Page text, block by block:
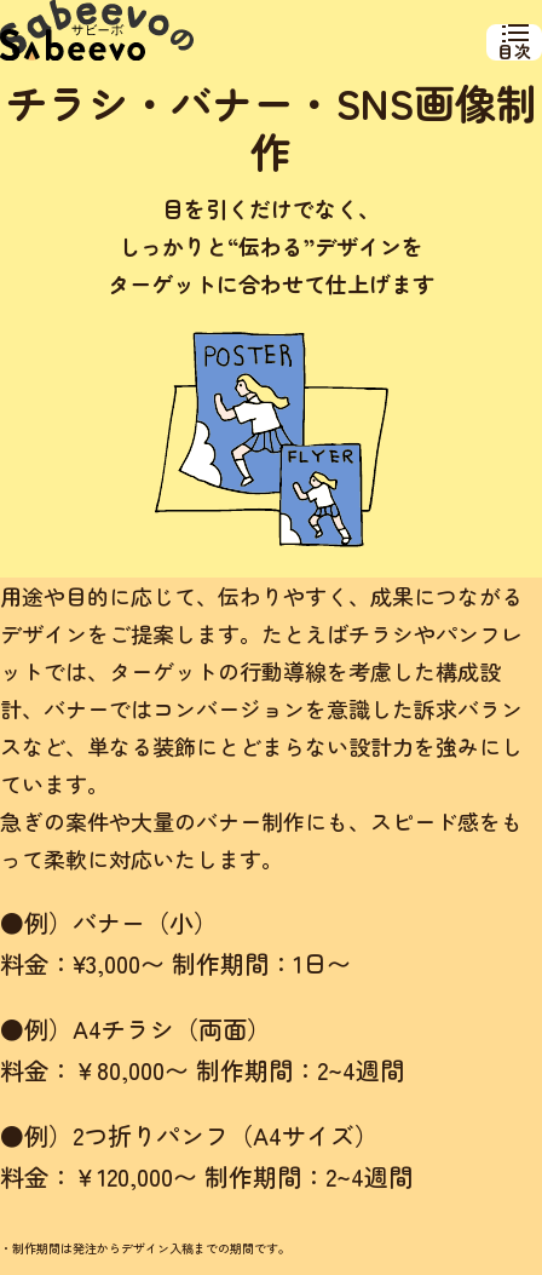
目次
チラシ・バナー・SNS画像制
作
目を引くだけでなく、
しっかりと“伝わる”デザインを
ターゲットに合わせて仕上げます
用途や目的に応じて、伝わりやすく、成果につながる
デザインをご提案します。たとえばチラシやパンフレ
ットでは、ターゲットの行動導線を考慮した構成設
計、バナーではコンバージョンを意識した訴求バラン
スなど、単なる装飾にとどまらない設計力を強みにし
ています。
急ぎの案件や大量のバナー制作にも、スピード感をも
って柔軟に対応いたします。
●例）バナー（小）
料金：¥3,000〜 制作期間：1日〜
●例）A4チラシ（両面）
料金：￥80,000〜 制作期間：2~4週間
●例）2つ折りパンフ（A4サイズ）
料金：￥120,000〜 制作期間：2~4週間
・制作期間は発注からデザイン入稿までの期間です。